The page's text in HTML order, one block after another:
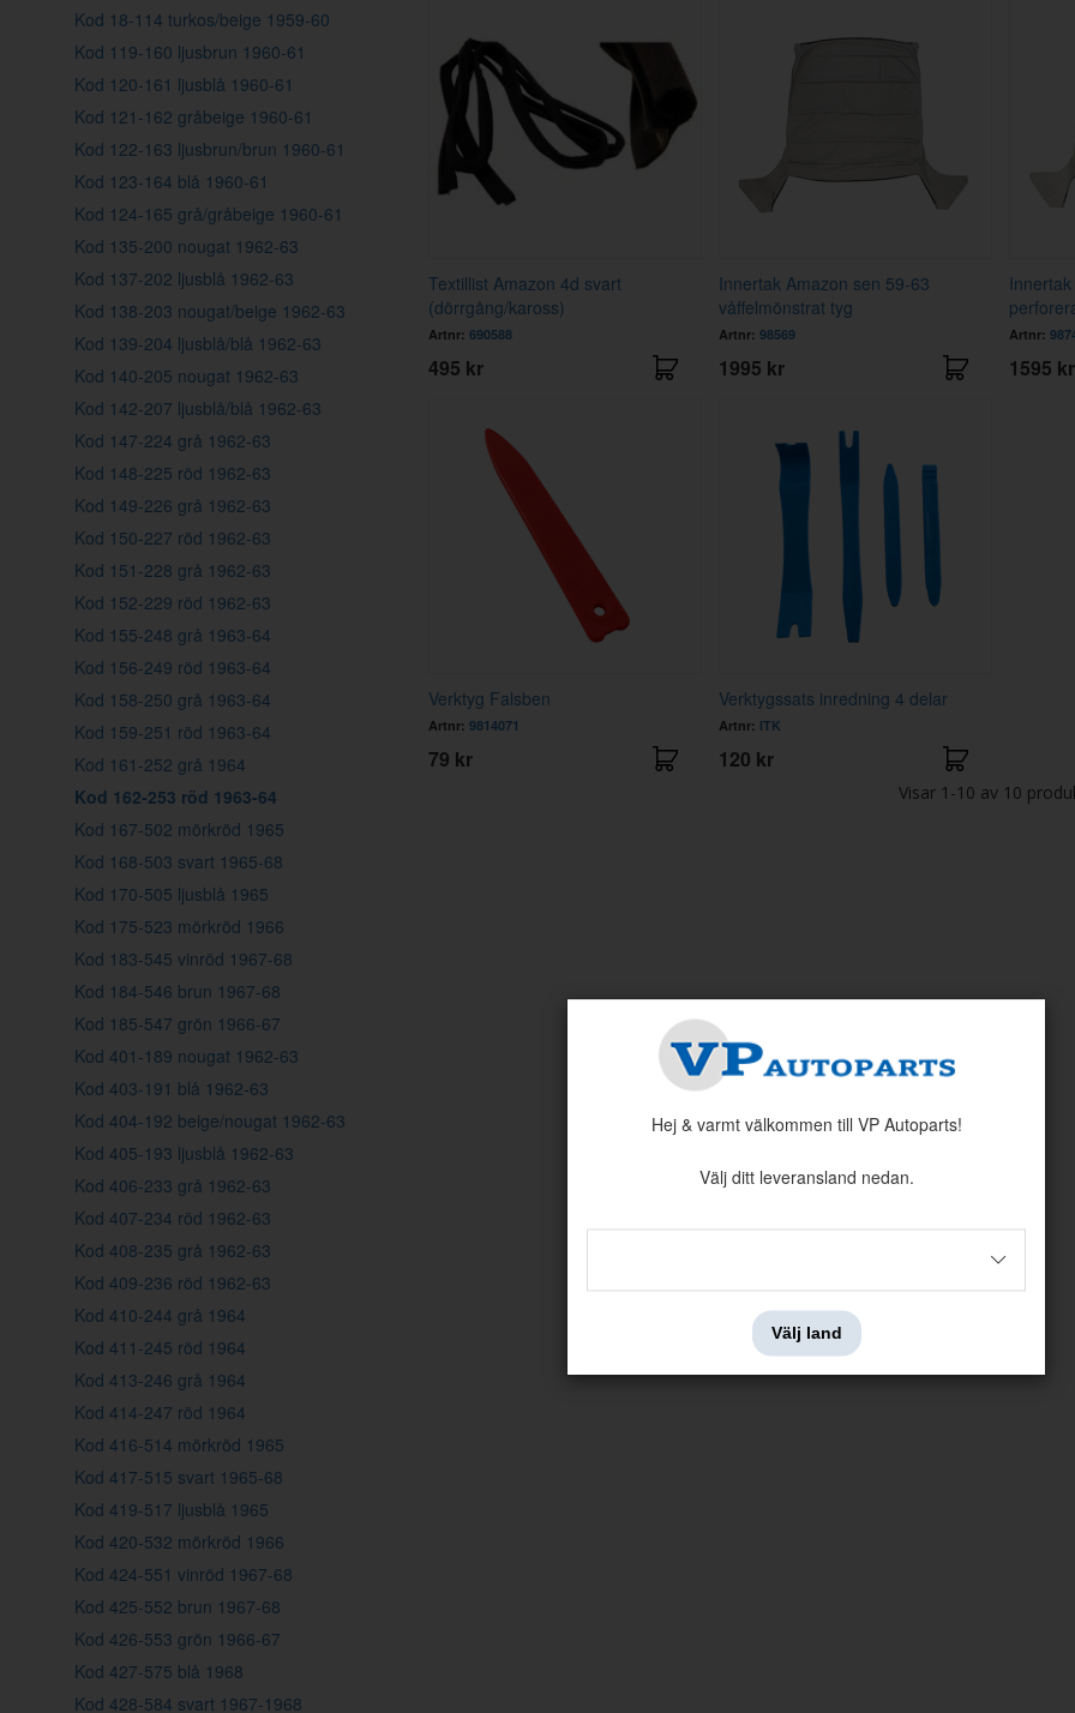
Kod 18-114 turkos/beige 1959-60
Kod 119-160 ljusbrun 1960-61
Kod 120-161 ljusblå 1960-61
Kod 121-162 gråbeige 1960-61
Kod 122-163 ljusbrun/brun 1960-61
Kod 123-164 blå 1960-61
Kod 124-165 grå/gråbeige 1960-61
Kod 135-200 nougat 1962-63
Kod 137-202 ljusblå 1962-63
Kod 138-203 nougat/beige 1962-63
Kod 139-204 ljusblå/blå 1962-63
Kod 140-205 nougat 1962-63
Kod 142-207 ljusblå/blå 1962-63
Kod 147-224 grå 1962-63
Kod 148-225 röd 1962-63
Kod 149-226 grå 1962-63
Kod 150-227 röd 1962-63
Kod 151-228 grå 1962-63
Kod 152-229 röd 1962-63
Kod 155-248 grå 1963-64
Kod 156-249 röd 1963-64
Kod 158-250 grå 1963-64
Kod 159-251 röd 1963-64
Kod 161-252 grå 1964
Kod 162-253 röd 1963-64
Kod 167-502 mörkröd 1965
Kod 168-503 svart 1965-68
Kod 170-505 ljusblå 1965
Kod 175-523 mörkröd 1966
Kod 183-545 vinröd 1967-68
Kod 184-546 brun 1967-68
Kod 185-547 grön 1966-67
Kod 401-189 nougat 1962-63
Kod 403-191 blå 1962-63
Kod 404-192 beige/nougat 1962-63
Kod 405-193 ljusblå 1962-63
Kod 406-233 grå 1962-63
Kod 407-234 röd 1962-63
Kod 408-235 grå 1962-63
Kod 409-236 röd 1962-63
Kod 410-244 grå 1964
Kod 411-245 röd 1964
Kod 413-246 grå 1964
Kod 414-247 röd 1964
Kod 416-514 mörkröd 1965
Kod 417-515 svart 1965-68
Kod 419-517 ljusblå 1965
Kod 420-532 mörkröd 1966
Kod 424-551 vinröd 1967-68
Kod 425-552 brun 1967-68
Kod 426-553 grön 1966-67
Kod 427-575 blå 1968
Kod 428-584 svart 1967-1968
Textillist Amazon 4d svart
(dörrgång/kaross)
Artnr: 690588
495 kr
Innertak Amazon sen 59-63
våffelmönstrat tyg
Artnr: 98569
1995 kr
Artnr:
1595 kr
Verktyg Falsben
Artnr: 9814071
79 kr
Verktygssats inredning 4 delar
Artnr: ITK
120 kr
Visar 1-10 av 10
Hej & varmt välkommen till VP Autoparts!
Välj ditt leveransland nedan.
Välj land